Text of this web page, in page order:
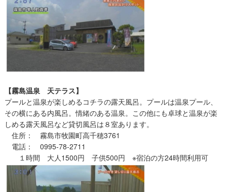
【霧島温泉 天テラス】
プールと温泉が楽しめるコチラの露天風呂。プールは温泉プール、
その横にある内風呂。情緒のある温泉。この他にも卓球と温泉が楽
しめる露天風呂など貸切風呂は８室あります。
住所： 霧島市牧園町高千穂3761
電話： 0995-78-2711
１時間 大人1500円 子供500円 ※宿泊の方24時間利用可